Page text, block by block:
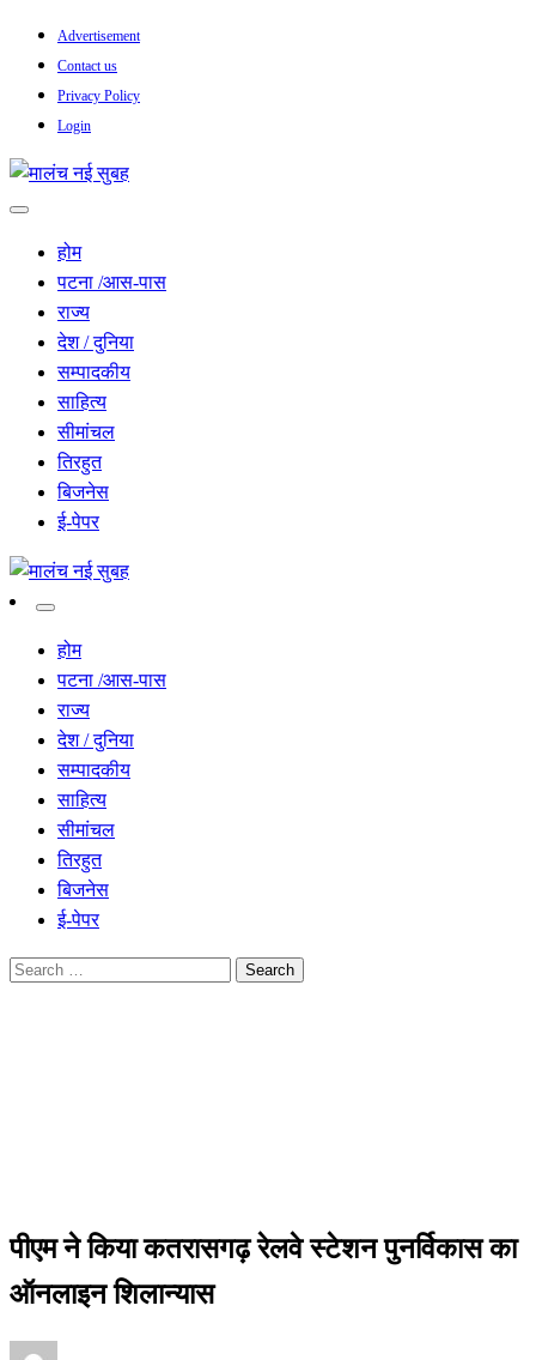
Skip
content
Advertisement
Contact us
Privacy Policy
Login
मालंच नई सुबह
होम
पटना /आस-पास
राज्य
देश / दुनिया
सम्पादकीय
साहित्य
सीमांचल
तिरहुत
बिजनेस
ई-पेपर
मालंच नई सुबह
होम
पटना /आस-पास
राज्य
देश / दुनिया
सम्पादकीय
साहित्य
सीमांचल
तिरहुत
बिजनेस
ई-पेपर
Search
पीएम ने किया कतरासगढ़ रेलवे स्टेशन पुनर्विकास का
ऑनलाइन शिलान्यास